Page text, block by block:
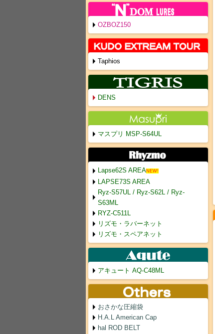
OZBOZ150
Taphios
DENS
マスプリ MSP-S64UL
Lapse62S AREANEW!
LAPSE73S AREA
Ryz-S57UL / Ryz-S62L / Ryz-
S63ML
RYZ-C511L
リズモ・ラバーネット
リズモ・スペアネット
アキュート AQ-C48ML
おさかな圧縮袋
H.A.L American Cap
hal ROD BELT